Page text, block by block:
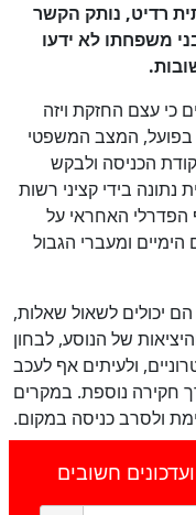
רדיט, נותק הקשר
משפחתו לא ידעו
כי עצם החזקת ויזה
בפועל, המצב המשפטי
הכניסה ולבקש
בידי קציני רשות
הפדרלי האחראי על
ומעברי הגבול
יכולים לשאול שאלות,
של הנוסע, לבחון
ולעיתים אף לעכב
חקירה נוספת. במקרים
ולסרב כניסה במקום.
חשובים